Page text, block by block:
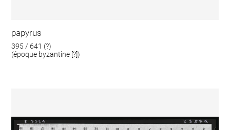
papyrus
395 / 641 (?)
(époque byzantine [?])